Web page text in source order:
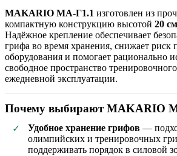
MAKARIO MA-Г1.1 изготовлен из
компактную конструкцию высотой 20 см
Надёжное крепление обеспечивает
грифа во время хранения, снижает риск
оборудования и помогает рационально
свободное пространство
ежедневной эксплуатации.
Почему выбирают MAKARIO
✓ Удобное хранение грифов —
олимпийских и тренировочных
поддерживать порядок в силовой